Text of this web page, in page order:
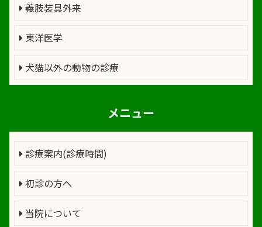
義肢装具外来
東洋医学
犬猫以外の動物の診療
メニュー
診療案内(診療時間)
初診の方へ
当院について